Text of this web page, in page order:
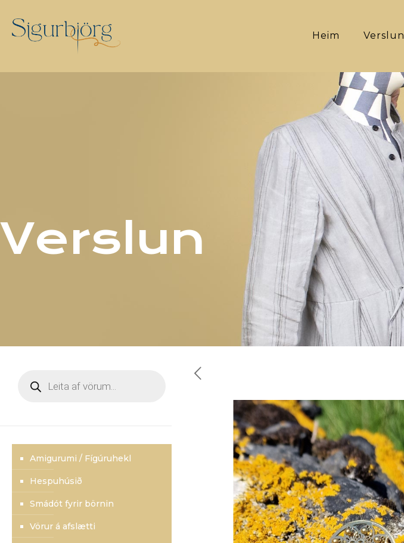
Heim Verslun
Verslun
search
Amigurumi / Fígúruhekl
Hespuhúsið
Smádót fyrir börnin
Vörur á afslætti